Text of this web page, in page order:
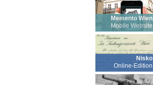
Memento Wien
Mobile Website
Nisko
Online-Edition